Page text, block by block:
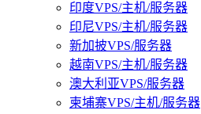
印度VPS/主机/服务器
印尼VPS/主机/服务器
新加披VPS/服务器
越南VPS/主机/服务器
澳大利亚VPS/服务器
柬埔寨VPS/主机/服务器